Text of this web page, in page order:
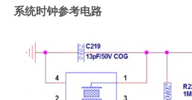
系统时钟参考电路